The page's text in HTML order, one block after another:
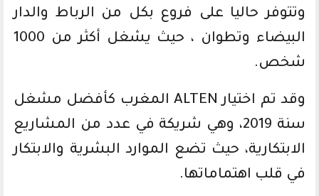
وتتوفر حاليا على فروع بكل من الرباط والدار
البيضاء وتطوان ، حيث يشغل أكثر من 1000
شخص.
وقد تم اختيار ALTEN المغرب كأفضل مشغل
سنة 2019، وهي شريكة في عدد من المشاريع
الابتكارية، حيث تضع الموارد البشرية والابتكار
في قلب اهتماماتها.